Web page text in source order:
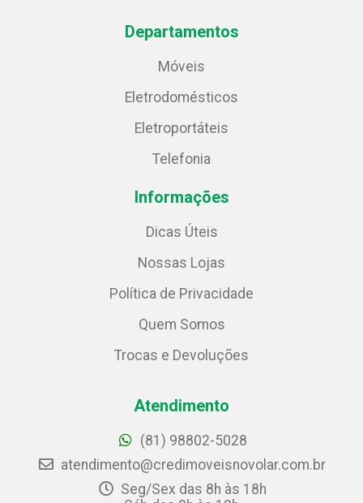
Departamentos
Móveis
Eletrodomésticos
Eletroportáteis
Telefonia
Informações
Dicas Úteis
Nossas Lojas
Política de Privacidade
Quem Somos
Trocas e Devoluções
Atendimento
(81) 98802-5028
atendimento@credimoveisnovolar.com.br
Seg/Sex das 8h às 18h